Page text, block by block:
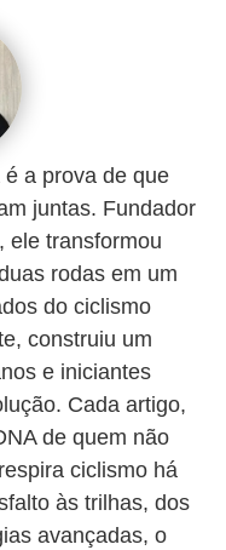
a prova de que
juntas. Fundador
ele transformou
rodas em um
do ciclismo
construiu um
e iniciantes
Cada artigo,
de quem não
ciclismo há
às trilhas, dos
avançadas, o